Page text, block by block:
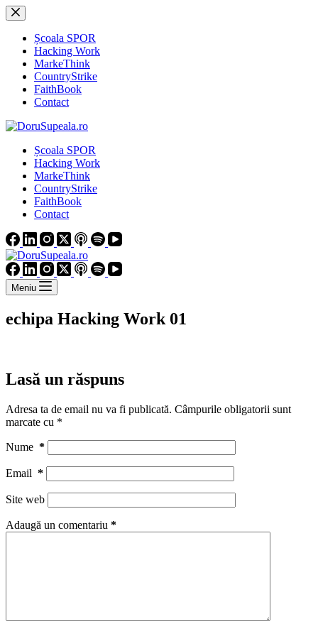
Sari
la
conținutȘcoala SPOR
Hacking Work
MarkeThink
CountryStrike
FaithBook
Contact
Școala SPOR
Hacking Work
MarkeThink
CountryStrike
FaithBook
Contact
Meniu
echipa Hacking Work 01
Lasă un răspuns
Adresa ta de email nu va fi publicată. Câmpurile obligatorii sunt
marcate cu *
Nume *
Email *
Site web
Adaugă un comentariu *